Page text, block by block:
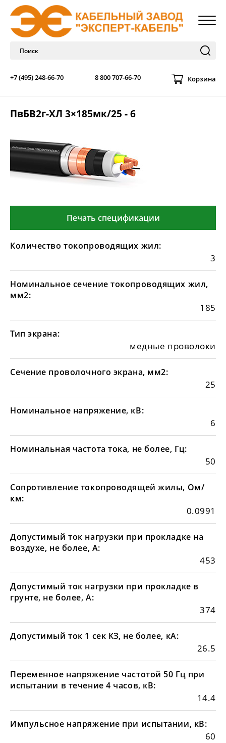
+7 (495) 248-66-70 8 800 707-66-70 Корзина
ПвБВ2г-ХЛ 3×185мк/25 - 6
Печать спецификации
Количество токопроводящих жил:
3
Номинальное сечение токопроводящих жил,
мм2:
185
Тип экрана:
медные проволоки
Сечение проволочного экрана, мм2:
25
Номинальное напряжение, кВ:
6
Номинальная частота тока, не более, Гц:
50
Сопротивление токопроводящей жилы, Ом/
км:
0.0991
Допустимый ток нагрузки при прокладке на
воздухе, не более, А:
453
Допустимый ток нагрузки при прокладке в
грунте, не более, А:
374
Допустимый ток 1 сек КЗ, не более, кА:
26.5
Переменное напряжение частотой 50 Гц при
испытании в течение 4 часов, кВ:
14.4
Импульсное напряжение при испытании, кВ:
60